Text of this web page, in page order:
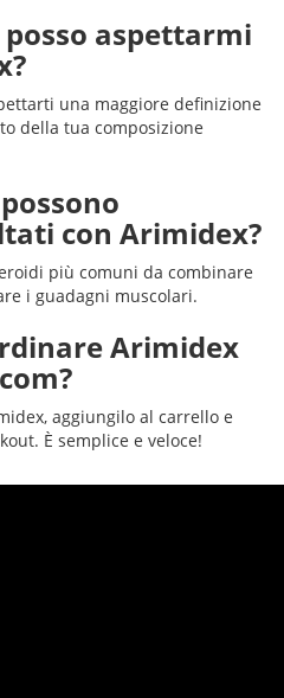
aspettarmi
una maggiore definizione
della tua composizione
con Arimidex?
più comuni da combinare
i guadagni muscolari.
Arimidex
aggiungilo al carrello e
È semplice e veloce!